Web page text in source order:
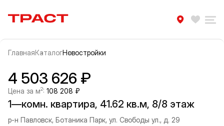
Траст | Служба недвижимости
ГлавнаяКаталогНовостройки
Информация об объекте
Галерея
4 503 626 ₽
Цена за м2: 108 208 ₽
1—комн. квартира, 41.62 кв.м, 8/8 этаж
р-н Павловск, Ботаника Парк, ул. Свободы ул., д. 29